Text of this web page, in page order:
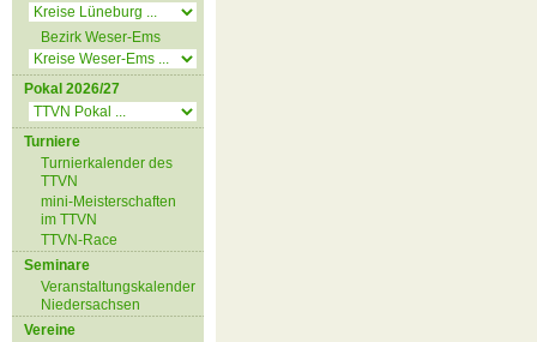
Bezirk Weser-Ems
Pokal 2026/27
Turniere
Turnierkalender des
TTVN
mini-Meisterschaften
im TTVN
TTVN-Race
Seminare
Veranstaltungskalender
Niedersachsen
Vereine